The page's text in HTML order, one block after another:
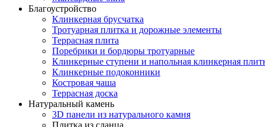
Благоустройство
Клинкерная брусчатка
Тротуарная плитка и дорожные элементы
Террасная плита
Поребрики и бордюры тротуарные
Клинкерные ступени и напольная клинкерная
Клинкерные подоконники
Костровая чаша
Террасная доска
Натуральный камень
3D панели из натурального камня
Плитка из сланца